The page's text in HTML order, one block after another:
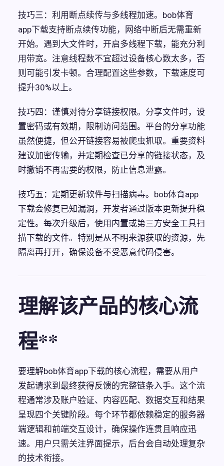
技巧三：利用断点续传与多线程加速。bob体育
app下载支持断点续传功能，网络中断后无需重新
开始。遇到大文件时，开启多线程下载，能充分利
用带宽。注意线程数不宜超过设备核心数太多，否
则可能引发卡顿。合理配置这些参数，下载速度可
提升30%以上。
技巧四：谨慎对待分享链接权限。分享文件时，设
置密码或有效期，限制访问范围。平台的分享功能
虽然便捷，但公开链接容易被爬虫抓取。重要资料
建议加密传输，并定期检查已分享的链接状态，及
时撤销不再需要的权限，防止信息泄露。
技巧五：定期更新软件与扫描病毒。bob体育app
下载会修复已知漏洞，开发者通过版本更新提升稳
定性。每次升级后，使用内置或第三方安全工具扫
描下载的文件。特别是从不明来源获取的资源，先
隔离再打开，确保设备不受恶意代码侵害。
理解该产品的核心流
程**
要理解bob体育app下载的核心流程，需要从用户
发起请求到最终获得反馈的完整链条入手。这个流
程通常涉及账户验证、内容匹配、数据交互和结果
呈现四个关键阶段。每个环节都依赖稳定的服务器
端逻辑和前端交互设计，确保操作连贯且响应迅
速。用户只需关注界面提示，后台会自动处理复杂
的技术衔接。